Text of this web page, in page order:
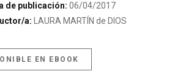
de publicación:06/04/2017
a:
LAURA MARTÍN de DIOS
EN EBOOK